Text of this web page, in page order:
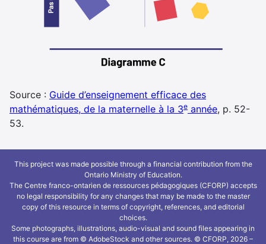
Source : Guide d’enseignement efficace des
mathématiques, de la maternelle à la 3e année, p. 52-
53.
This project was made possible through a financial contribution from the
Ontario Ministry of Education.
The Centre franco-ontarien de ressources pédagogiques (CFORP) accepts
no legal responsibility for any changes that may be made to the master
copy of this resource in terms of copyright, references, and editorial
choices.
Some photographs, illustrations, audio-visual and sound files appearing in
this course are from © AdobeStock and other sources. © CFORP, 2026 –